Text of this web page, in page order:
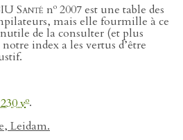
Santé no 2007 est une table des
mais elle fourmille à ce
de la consulter (et plus
index a les vertus d’être
vo.
Leidam.